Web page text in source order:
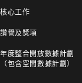
核心工作
讚譽及獎項
年度整合開放數據計劃
（包含空間數據計劃）